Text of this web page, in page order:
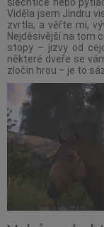
šlechtice nebo
Viděla jsem Jindru
zvrtla, a věřte mi,
Nejděsivější na tom
stopy – jizvy od
některé dveře se
zločin hrou – je to